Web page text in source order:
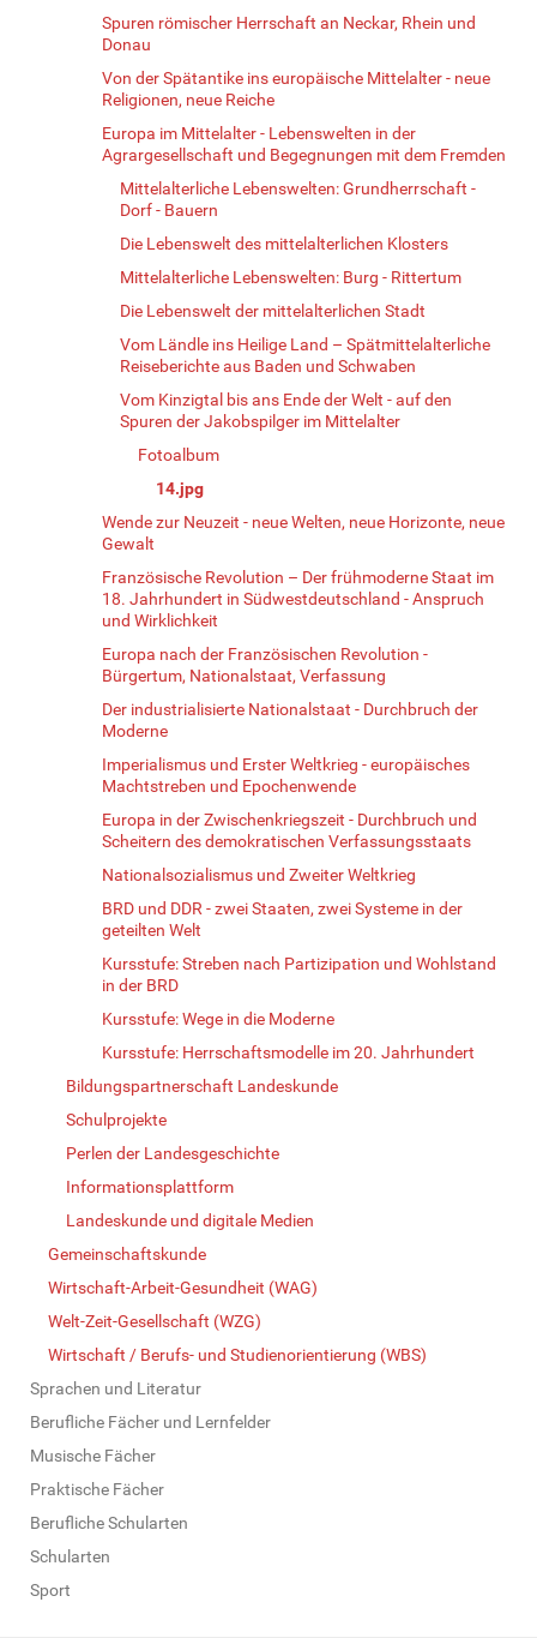
Spuren römischer Herrschaft an Neckar, Rhein und
Donau
Von der Spätantike ins europäische Mittelalter - neue
Religionen, neue Reiche
Europa im Mittelalter - Lebenswelten in der
Agrargesellschaft und Begegnungen mit dem Fremden
Mittelalterliche Lebenswelten: Grundherrschaft -
Dorf - Bauern
Die Lebenswelt des mittelalterlichen Klosters
Mittelalterliche Lebenswelten: Burg - Rittertum
Die Lebenswelt der mittelalterlichen Stadt
Vom Ländle ins Heilige Land – Spätmittelalterliche
Reiseberichte aus Baden und Schwaben
Vom Kinzigtal bis ans Ende der Welt - auf den
Spuren der Jakobspilger im Mittelalter
Fotoalbum
14.jpg
Wende zur Neuzeit - neue Welten, neue Horizonte, neue
Gewalt
Französische Revolution – Der frühmoderne Staat im
18. Jahrhundert in Südwestdeutschland - Anspruch
und Wirklichkeit
Europa nach der Französischen Revolution -
Bürgertum, Nationalstaat, Verfassung
Der industrialisierte Nationalstaat - Durchbruch der
Moderne
Imperialismus und Erster Weltkrieg - europäisches
Machtstreben und Epochenwende
Europa in der Zwischenkriegszeit - Durchbruch und
Scheitern des demokratischen Verfassungsstaats
Nationalsozialismus und Zweiter Weltkrieg
BRD und DDR - zwei Staaten, zwei Systeme in der
geteilten Welt
Kursstufe: Streben nach Partizipation und Wohlstand
in der BRD
Kursstufe: Wege in die Moderne
Kursstufe: Herrschaftsmodelle im 20. Jahrhundert
Bildungspartnerschaft Landeskunde
Schulprojekte
Perlen der Landesgeschichte
Informationsplattform
Landeskunde und digitale Medien
Gemeinschaftskunde
Wirtschaft-Arbeit-Gesundheit (WAG)
Welt-Zeit-Gesellschaft (WZG)
Wirtschaft / Berufs- und Studienorientierung (WBS)
Sprachen und Literatur
Berufliche Fächer und Lernfelder
Musische Fächer
Praktische Fächer
Berufliche Schularten
Schularten
Sport